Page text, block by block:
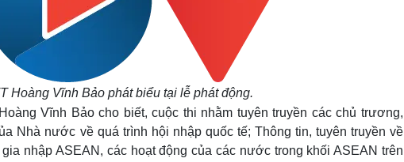
Hoàng Vĩnh Bảo phát biểu tại lễ phát động.
Vĩnh Bảo cho biết, cuộc thi nhằm tuyên truyền các chủ trương,
Nhà nước về quá trình hội nhập quốc tế; Thông tin, tuyên truyền về
nhập ASEAN, các hoạt động của các nước trong khối ASEAN trên